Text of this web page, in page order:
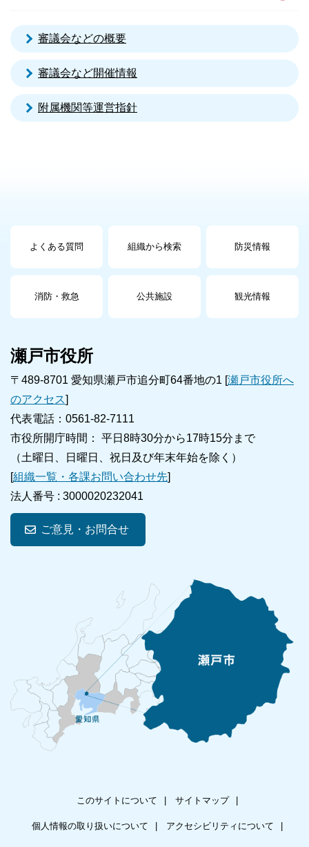
審議会などの概要
審議会など開催情報
附属機関等運営指針
よくある質問 組織から検索 防災情報
消防・救急 公共施設 観光情報
瀬戸市役所
〒489-8701 愛知県瀬戸市追分町64番地の1 [瀬戸市役所へ
のアクセス]
代表電話：0561-82-7111
市役所開庁時間： 平日8時30分から17時15分まで
（土曜日、日曜日、祝日及び年末年始を除く）
[組織一覧・各課お問い合わせ先]
法人番号 : 3000020232041
ご意見・お問合せ
このサイトについて サイトマップ
個人情報の取り扱いについて アクセシビリティについて